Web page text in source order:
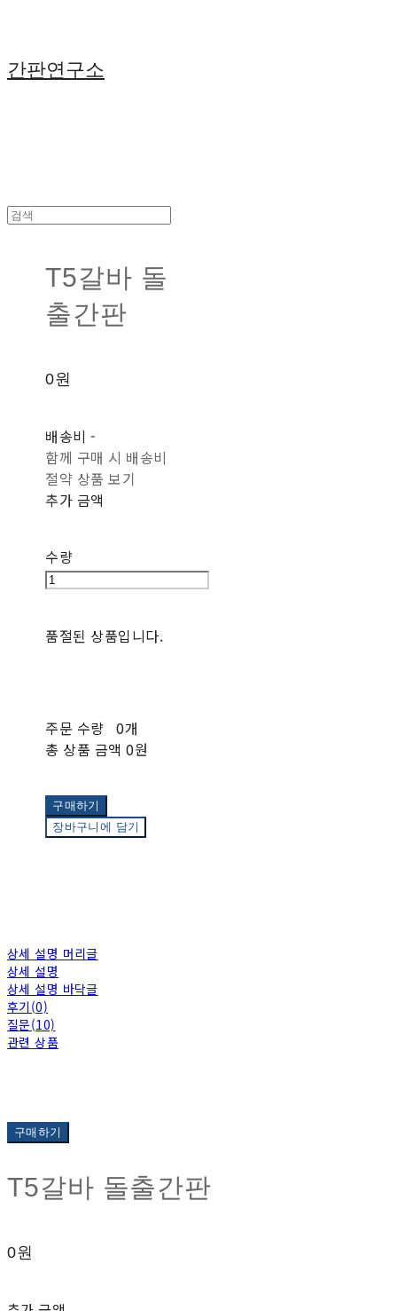
간판연구소
T5갈바 돌
출간판
0원
배송비-
함께 구매 시 배송비
절약 상품 보기
추가 금액
수량
품절된 상품입니다.
주문 수량 0개
총 상품 금액 0원
구매하기
장바구니에 담기
상세 설명 머리글
상세 설명
상세 설명 바닥글
후기(0)
질문(10)
관련 상품
구매하기
T5갈바 돌출간판
0원